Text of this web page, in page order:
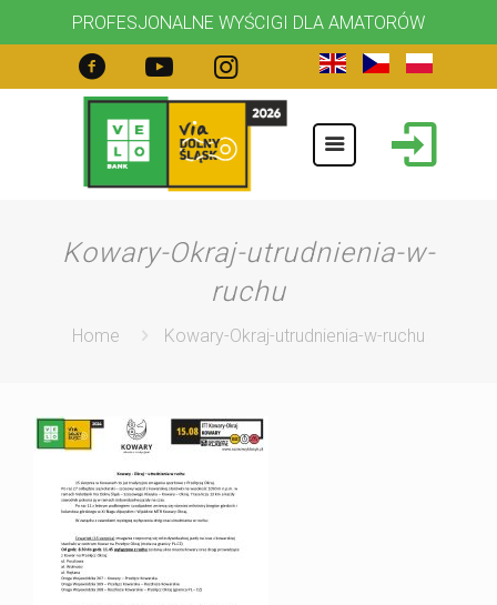
PROFESJONALNE WYŚCIGI DLA AMATORÓW
Kowary-Okraj-utrudnienia-w-
ruchu
Home Kowary-Okraj-utrudnienia-w-ruchu